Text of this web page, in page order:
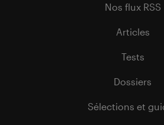
Nos flux RSS
Articles
Tests
Dossiers
Sélections et